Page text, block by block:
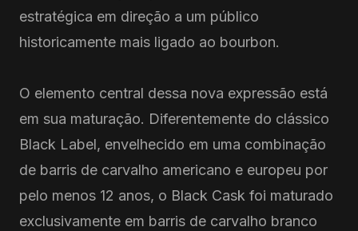
estratégica em direção a um público
historicamente mais ligado ao bourbon.
O elemento central dessa nova expressão está
em sua maturação. Diferentemente do clássico
Black Label, envelhecido em uma combinação
de barris de carvalho americano e europeu por
pelo menos 12 anos, o Black Cask foi maturado
exclusivamente em barris de carvalho branco